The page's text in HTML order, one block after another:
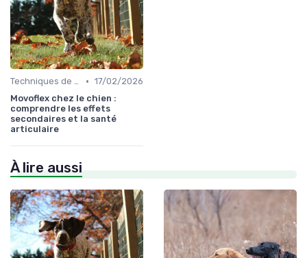
Techniques de base • 17/02/2026
Movoflex chez le chien :
comprendre les effets
secondaires et la santé
articulaire
À lire aussi